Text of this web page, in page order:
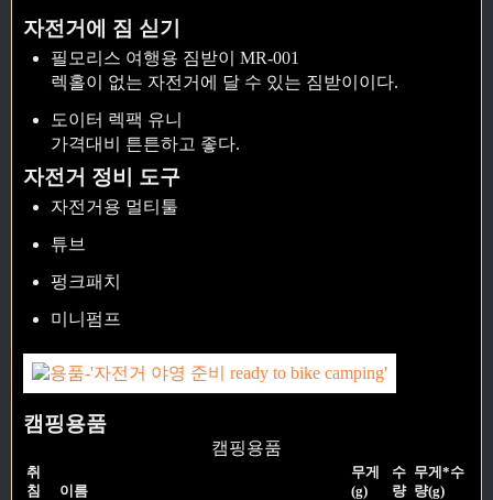
자전거에 짐 싣기
필모리스 여행용 짐받이 MR-001
렉홀이 없는 자전거에 달 수 있는 짐받이이다.
도이터 렉팩 유니
가격대비 튼튼하고 좋다.
자전거 정비 도구
자전거용 멀티툴
튜브
펑크패치
미니펌프
캠핑용품
캠핑용품
취
침
이름
무게
(g)
수
량
무게*수
량(g)